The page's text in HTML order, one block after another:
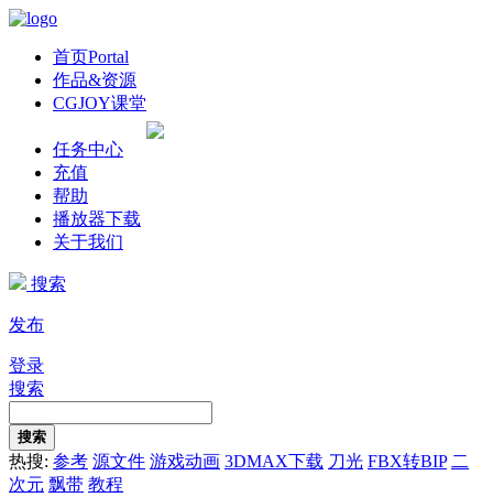
首页Portal
作品&资源
CGJOY课堂
任务中心
充值
帮助
播放器下载
关于我们
搜索
发布
登录
搜索
搜索
热搜: 参考 源文件 游戏动画 3DMAX下载 刀光 FBX转BIP 二
次元 飘带 教程